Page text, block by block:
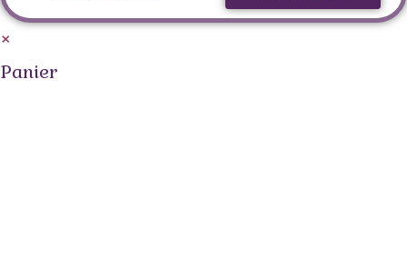
×
Panier